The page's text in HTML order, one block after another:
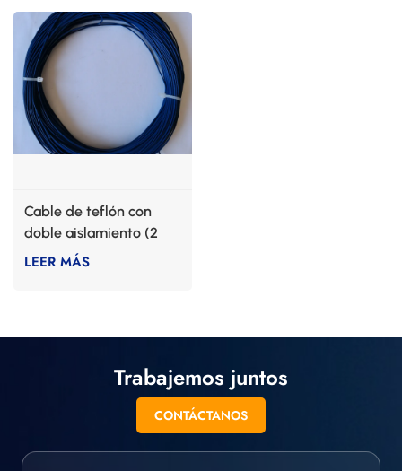
Cable de teflón con
doble aislamiento (2
capas)
LEER MÁS
Trabajemos juntos
CONTÁCTANOS